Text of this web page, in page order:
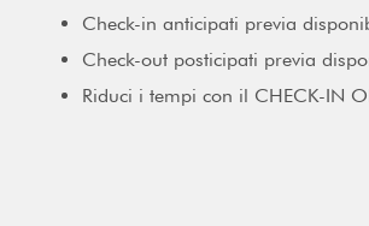
Check-in anticipati previa
Check-out posticipati previa
Riduci i tempi con il CHECK-IN